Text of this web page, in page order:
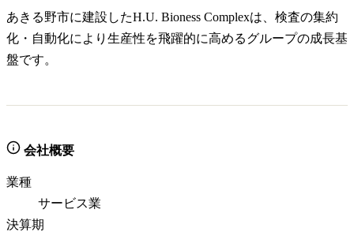
あきる野市に建設したH.U. Bioness Complexは、検査の集約
化・自動化により生産性を飛躍的に高めるグループの成長基
盤です。
会社概要
業種
サービス業
決算期